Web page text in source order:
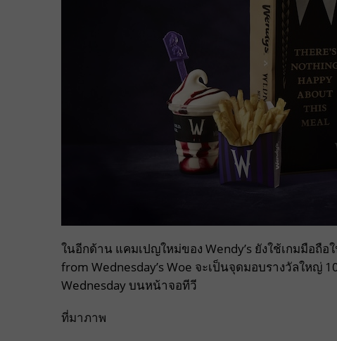
ในอีกด้าน แคมเปญใหม่ของ Wendy’s ยังใช้เกมมือถือ
from Wednesday’s Woe จะเป็นจุดมอบรางวัลใหญ่
Wednesday บนหน้าจอทีวี
ที่มาภาพ